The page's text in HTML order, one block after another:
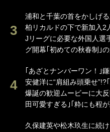
浦和と千葉の首をかしげる
柏リカルドの下で新加入2
Jリーグに必要な外国人選
グ開幕｢初めての秋春制｣
｢あざとナンバーワン！｣
安健洋に“肩組み頭乗せ”!?
爆誕の歓迎ムービーに大
田可愛すぎる｣｢粋にも程が
久保建英や松木玖生に続